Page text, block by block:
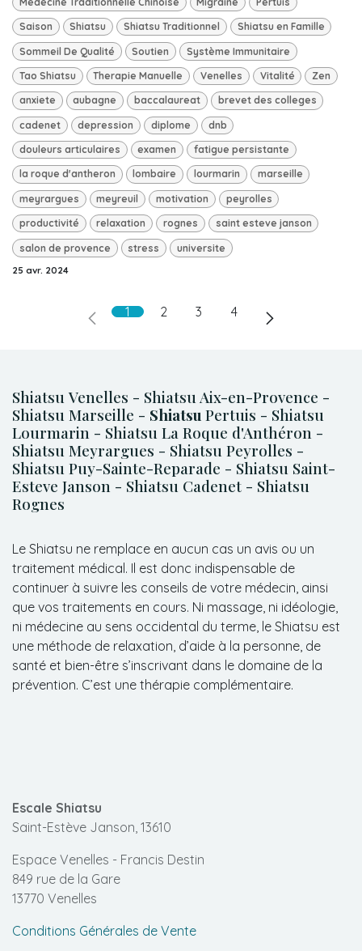
Saison Shiatsu Shiatsu Traditionnel Shiatsu en Famille
Sommeil De Qualité Soutien Système Immunitaire
Tao Shiatsu Therapie Manuelle Venelles Vitalité Zen
anxiete aubagne baccalaureat brevet des colleges
cadenet depression diplome dnb
douleurs articulaires examen fatigue persistante
la roque d'antheron lombaire lourmarin marseille
meyrargues meyreuil motivation peyrolles
productivité relaxation rognes saint esteve janson
salon de provence stress universite
25 avr. 2024
1 2 3 4
Shiatsu Venelles - Shiatsu Aix-en-Provence -
Shiatsu Marseille - Shiatsu Pertuis - Shiatsu
Lourmarin - Shiatsu La Roque d'Anthéron -
Shiatsu Meyrargues - Shiatsu Peyrolles -
Shiatsu Puy-Sainte-Reparade - Shiatsu Saint-
Esteve Janson - Shiatsu Cadenet - Shiatsu
Rognes
Le Shiatsu ne remplace en aucun cas un avis ou un
traitement médical. Il est donc indispensable de
continuer à suivre les conseils de votre médecin, ainsi
que vos traitements en cours. Ni massage, ni idéologie,
ni médecine au sens occidental du terme, le Shiatsu est
une méthode de relaxation, d’aide à la personne, de
santé et bien-être s’inscrivant dans le domaine de la
prévention. C’est une thérapie complémentaire.
Escale Shiatsu
Saint-Estève Janson, 13610
Espace Venelles - Francis Destin
849 rue de la Gare
13770 Venelles
Conditions Générales de Vente